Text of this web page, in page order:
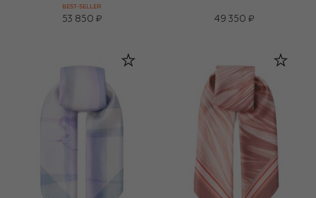
BEST-SELLER
53 850 ₽ 49 350 ₽